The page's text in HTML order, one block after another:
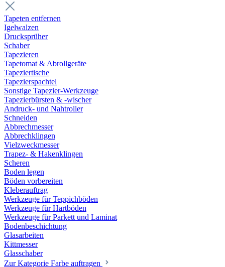
Tapeten entfernen
Igelwalzen
Drucksprüher
Schaber
Tapezieren
Tapetomat & Abrollgeräte
Tapeziertische
Tapezierspachtel
Sonstige Tapezier-Werkzeuge
Tapezierbürsten & -wischer
Andruck- und Nahtroller
Schneiden
Abbrechmesser
Abbrechklingen
Vielzweckmesser
Trapez- & Hakenklingen
Scheren
Boden legen
Böden vorbereiten
Kleberauftrag
Werkzeuge für Teppichböden
Werkzeuge für Hartböden
Werkzeuge für Parkett und Laminat
Bodenbeschichtung
Glasarbeiten
Kittmesser
Glasschaber
Zur Kategorie Farbe auftragen